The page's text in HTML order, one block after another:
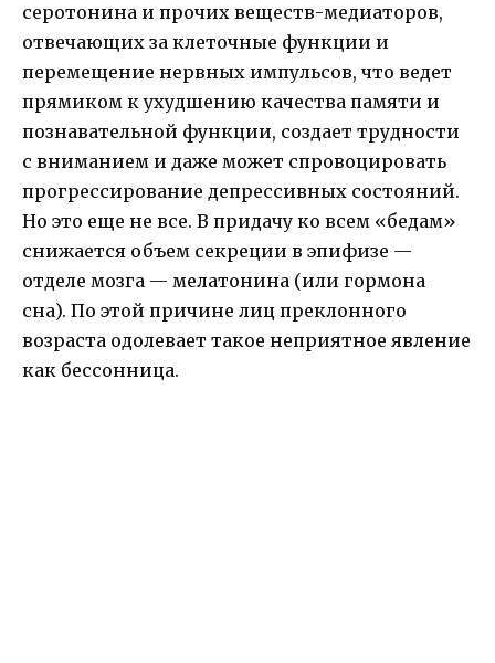
серотонина и прочих веществ-медиаторов,
отвечающих за клеточные функции и
перемещение нервных импульсов, что ведет
прямиком к ухудшению качества памяти и
познавательной функции, создает трудности
с вниманием и даже может спровоцировать
прогрессирование депрессивных состояний.
Но это еще не все. В придачу ко всем «бедам»
снижается объем секреции в эпифизе —
отделе мозга — мелатонина (или гормона
сна). По этой причине лиц преклонного
возраста одолевает такое неприятное явление
как бессонница.